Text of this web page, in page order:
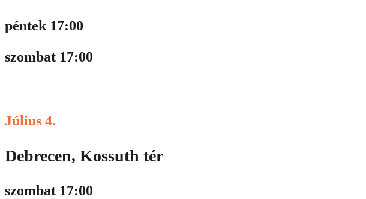
péntek 17:00
szombat 17:00
Július 4.
Debrecen, Kossuth tér
szombat 17:00